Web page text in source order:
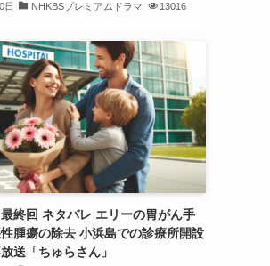
日 NHKBSプレミアムドラマ 13016
終回 ネタバレ エリーの胃がん手
腫瘍の除去 小浜島での診療所開設
送「ちゅらさん」